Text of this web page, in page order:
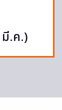
.ค.)